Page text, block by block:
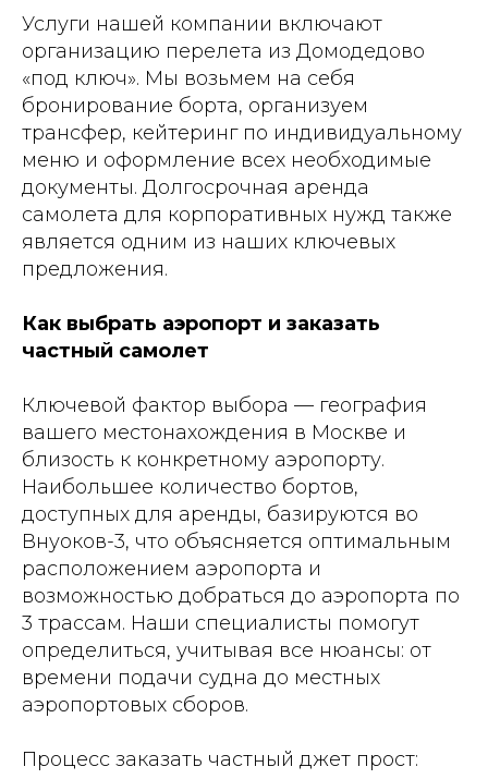
Услуги нашей компании включают
организацию перелета из Домодедово
«под ключ». Мы возьмем на себя
бронирование борта, организуем
трансфер, кейтеринг по индивидуальному
меню и оформление всех необходимые
документы. Долгосрочная аренда
самолета для корпоративных нужд также
является одним из наших ключевых
предложения.
Как выбрать аэропорт и заказать
частный самолет
Ключевой фактор выбора — география
вашего местонахождения в Москве и
близость к конкретному аэропорту.
Наибольшее количество бортов,
доступных для аренды, базируются во
Внуоков-3, что объясняется оптимальным
расположением аэропорта и
возможностью добраться до аэропорта по
3 трассам. Наши специалисты помогут
определиться, учитывая все нюансы: от
времени подачи судна до местных
аэропортовых сборов.
Процесс заказать частный джет прост: